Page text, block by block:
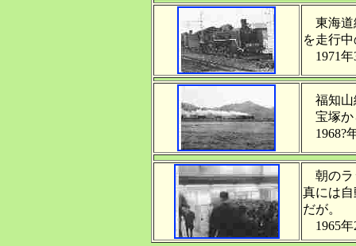
東海道
を走行
1971年
福知山
宝塚か
1968?
朝のラ
真には
だが。
1965年